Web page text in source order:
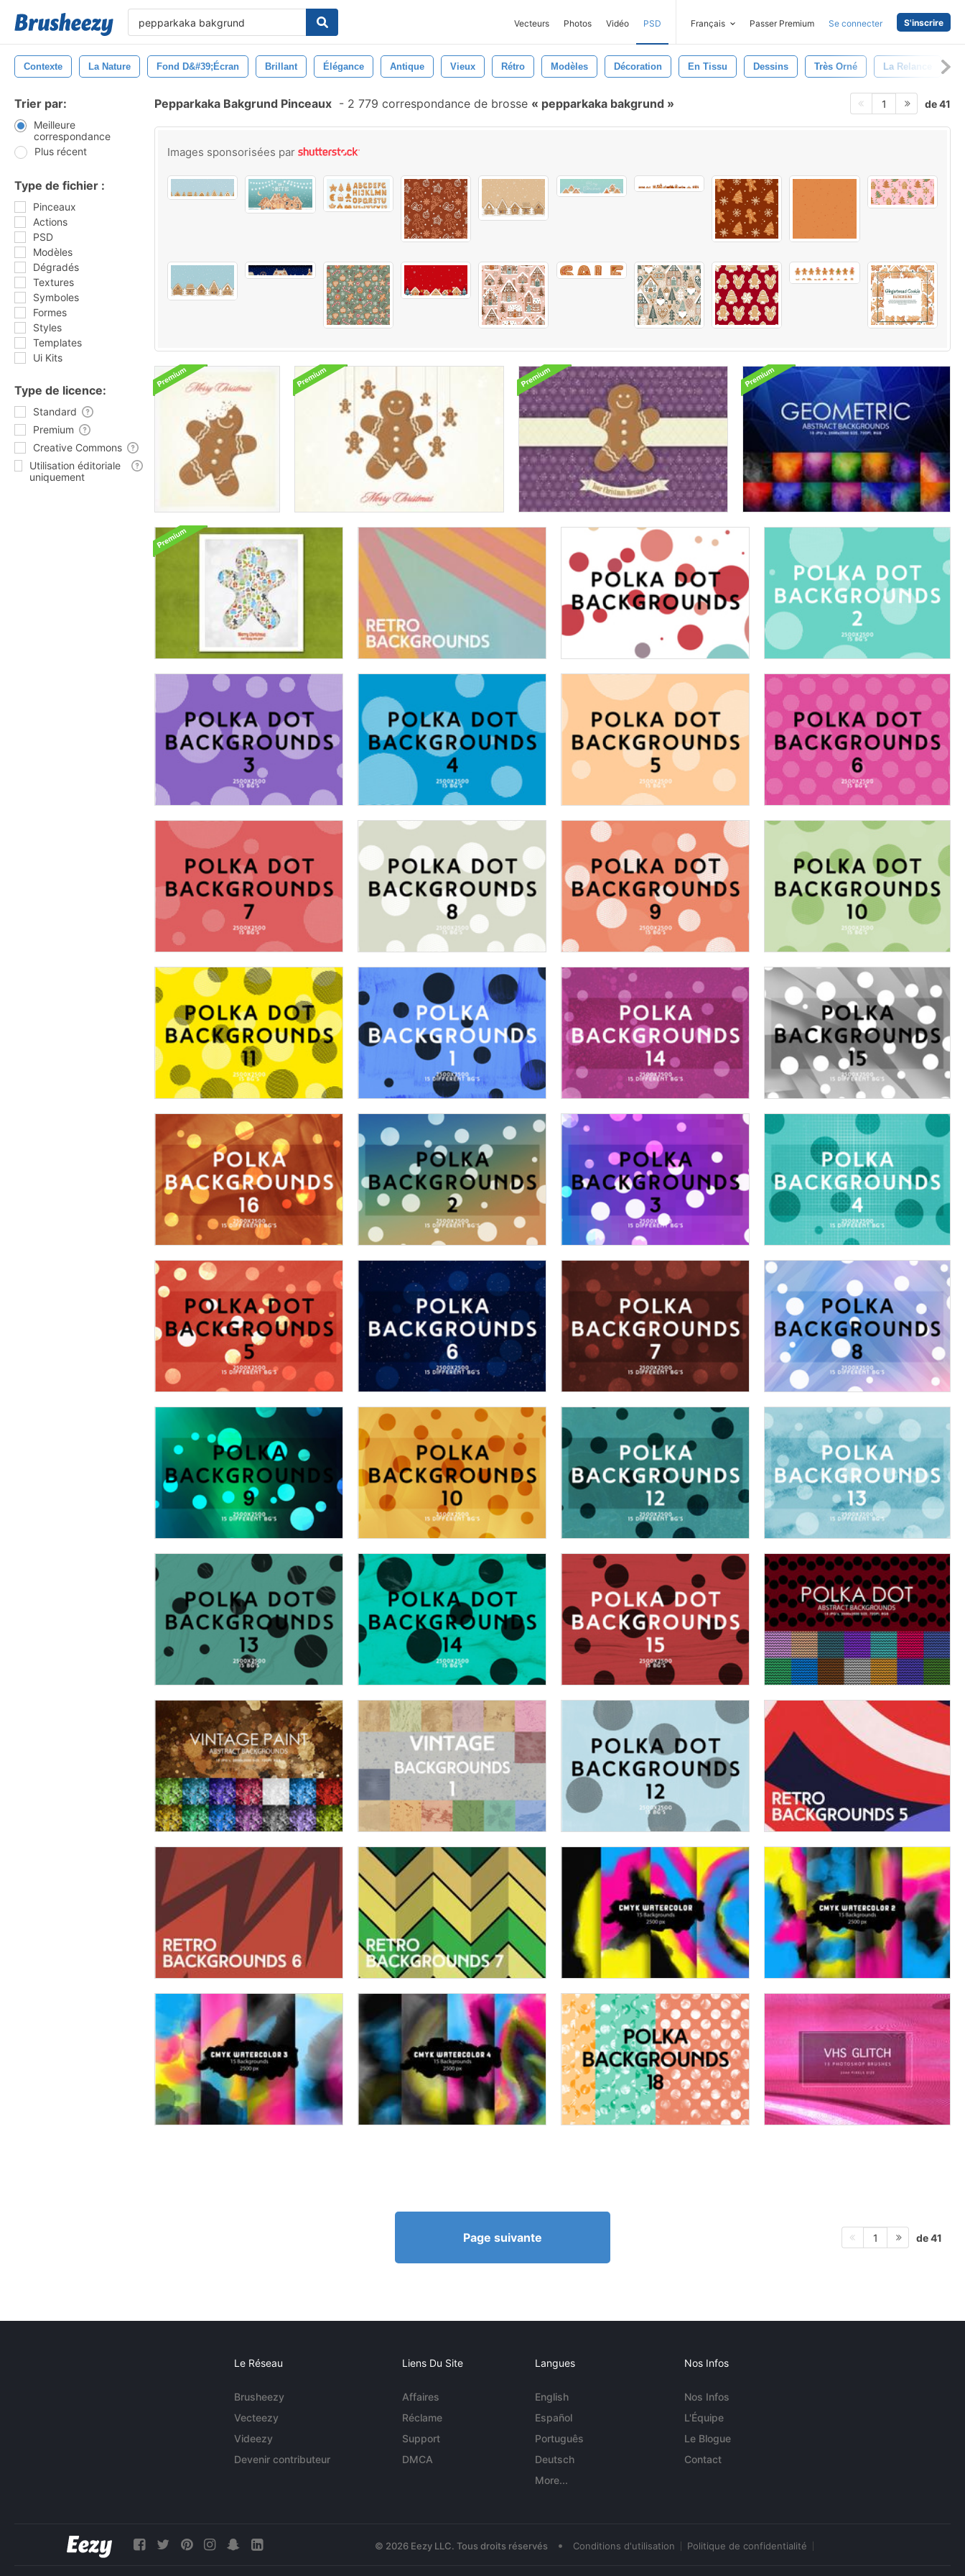
Vecteurs Photos Vidéo PSD Français Passer Premium Se connecter S'inscrire
Contexte La Nature Fond D&#39;écran Brillant Élégance Antique Vieux Rétro Modèles Décoration En Tissu Dessins Très Orné La Relance
Trier par:
Meilleure
correspondance
Plus récent
Type de fichier :
Pinceaux
Actions
PSD
Modèles
Dégradés
Textures
Symboles
Formes
Styles
Templates
Ui Kits
Type de licence:
Standard
Premium
Creative Commons
Utilisation éditoriale
uniquement
Pepparkaka Bakgrund Pinceaux - 2 779 correspondance de brosse pepparkaka bakgrund 1 de 41
Images sponsorisées par
Page suivante 1 de 41
Le Réseau
Brusheezy
Vecteezy
Videezy
Devenir contributeur
Liens Du Site
Affaires
Réclame
Support
DMCA
Langues
English
Español
Português
Deutsch
More...
Nos Infos
Nos Infos
L'Équipe
Le Blogue
Contact
© 2026 Eezy LLC. Tous droits réservés • Conditions d'utilisation Politique de confidentialité